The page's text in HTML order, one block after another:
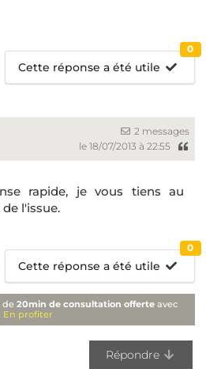
Cette réponse a été utile
0
2 messages
le 18/07/2013 à 22:55
rapide, je vous tiens au
l'issue.
Cette réponse a été utile
0
de20min de consultation offerte avec
En profiter
Répondre